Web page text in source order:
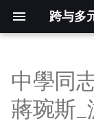
跨与多
开
摘要
中學同
蔣琬斯_